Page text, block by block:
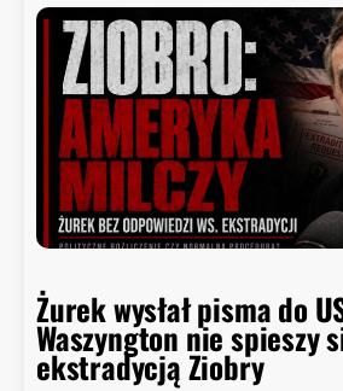
Żurek wysłał pisma do
Waszyngton nie spieszy
ekstradycją Ziobry